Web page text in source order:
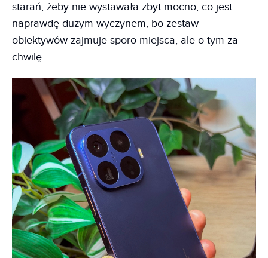
starań, żeby nie wystawała zbyt mocno, co jest
naprawdę dużym wyczynem, bo zestaw
obiektywów zajmuje sporo miejsca, ale o tym za
chwilę.